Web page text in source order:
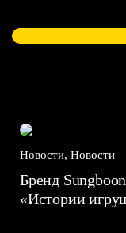
Новости, Новости
Бренд
«Истории